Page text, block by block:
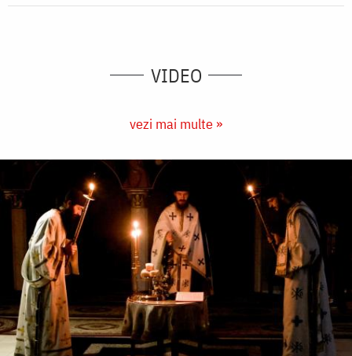
VIDEO
vezi mai multe »